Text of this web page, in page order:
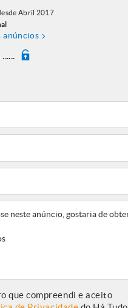
Abril 2017
anúncios
que compreendi e aceito